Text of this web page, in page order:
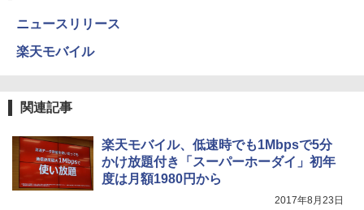
ニュースリリース
楽天モバイル
関連記事
楽天モバイル、低速時でも1Mbpsで5分
かけ放題付き「スーパーホーダイ」初年
度は月額1980円から
2017年8月23日